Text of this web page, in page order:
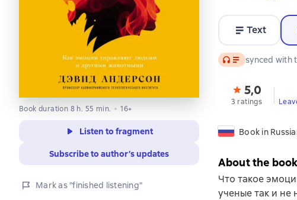
Book duration 8 h. 55 min. 16+
Listen to fragment
Subscribe to author’s updates
Mark as "finished listening"
Text
Audio synced with
5,0
3 ratings
Book in
About the book
Что такое
ученые так и не